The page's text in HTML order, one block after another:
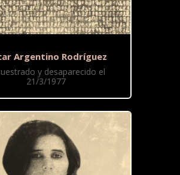
Argentino Rodríguez
y desaparecido el
21/3/1977